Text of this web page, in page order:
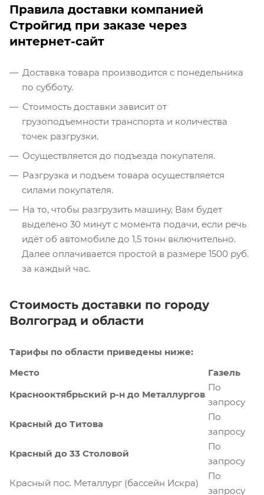
Правила доставки компанией
Стройгид при заказе через
интернет-сайт
Доставка товара производится с понедельника
по субботу.
Стоимость доставки зависит от
грузоподъемности транспорта и количества
точек разгрузки.
Осуществляется до подъезда покупателя.
Разгрузка и подъем товара осуществляется
силами покупателя.
На то, чтобы разгрузить машину, Вам будет
выделено 30 минут с момента подачи, если речь
идёт об автомобиле до 1,5 тонн включительно.
Далее оплачивается простой в размере 1500 руб.
за каждый час.
Стоимость доставки по городу
Волгоград и области
Тарифы по области приведены ниже:
Место
Газель
Краснооктябрьский р-н до Металлургов
По
запросу
Красный до Титова
По
запросу
Красный до 33 Столовой
По
запросу
Красный пос. Металлург (бассейн Искра)
По
запросу